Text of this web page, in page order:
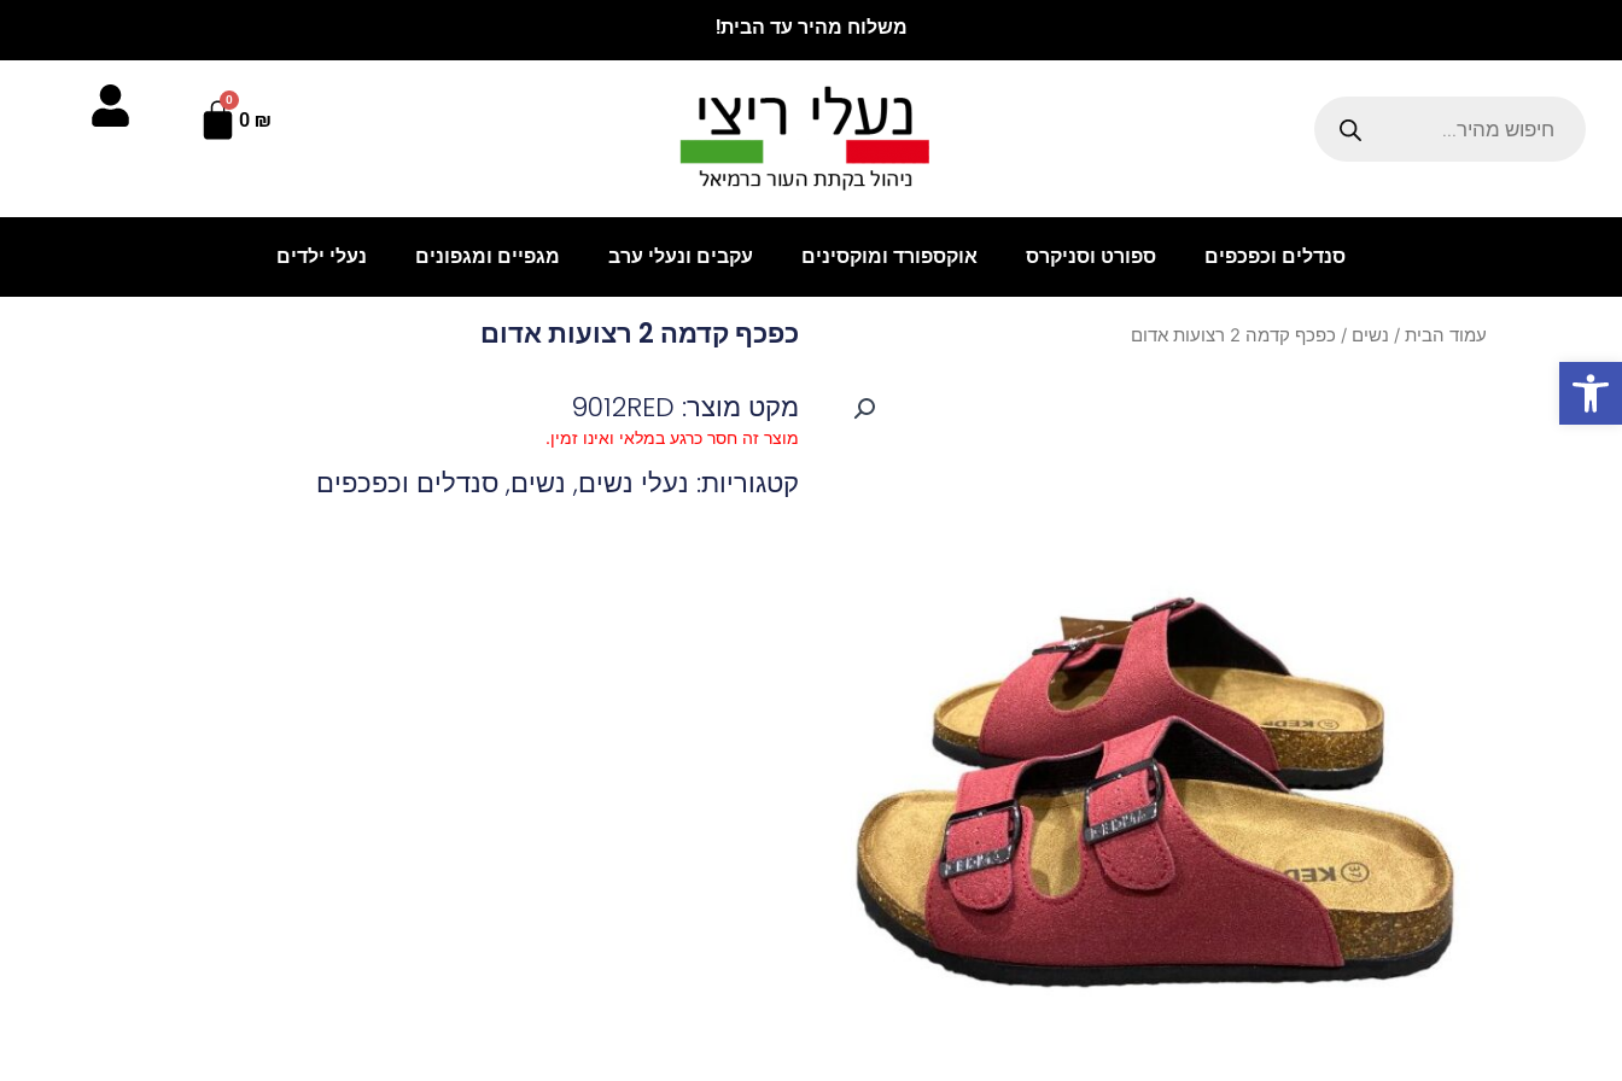
פתח סרגל נגישות
משלוח מהיר עד הבית!
0 ₪
0
עגלת
סנדלים וכפכפים ספורט וסניקרס אוקספורד ומוקסינים עקבים ונעלי ערב מגפיים ומגפונים נעלי ילדים
עמוד הבית / נשים / כפכף קדמה 2 רצועות אדום
כפכף קדמה 2 רצועות אדום
מקט מוצר: 9012RED
מוצר זה חסר כרגע במלאי ואינו זמין.
קטגוריות: נעלי נשים, נשים,סנדלים וכפכפים